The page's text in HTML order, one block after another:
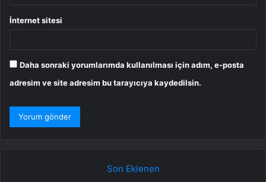
İnternet sitesi
Daha sonraki yorumlarımda kullanılması için adım, e-posta
adresim ve site adresim bu tarayıcıya kaydedilsin.
Son Eklenen